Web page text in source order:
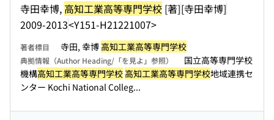
寺田幸博, 高知工業高等専門学校 [著][寺田幸博]
2009-2013<Y151-H21221007>
著者標目 寺田, 幸博 高知工業高等専門学校
典拠情報（Author Heading/「を見よ」参照）
国立高等専門学校
機構高知工業高等専門学校 高知工業高等専門学校地域連携セ
ンター Kochi National Colleg...